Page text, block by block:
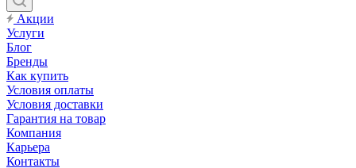
Акции
Услуги
Блог
Бренды
Как купить
Условия оплаты
Условия доставки
Гарантия на товар
Компания
Карьера
Контакты